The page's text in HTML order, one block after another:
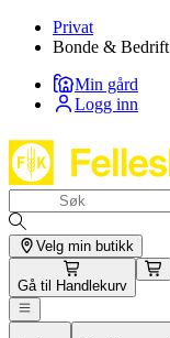
Privat
Bonde & Bedrift
Min gård
Logg inn
Velg min butikk
Gå til Handlekurv